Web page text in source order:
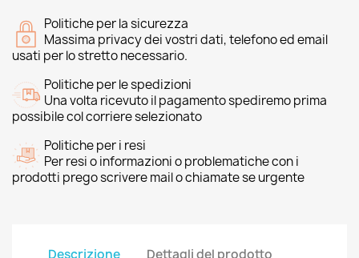
Politiche per la sicurezza
Massima privacy dei vostri dati, telefono ed email
usati per lo stretto necessario.
Politiche per le spedizioni
Una volta ricevuto il pagamento spediremo prima
possibile col corriere selezionato
Politiche per i resi
Per resi o informazioni o problematiche con i
prodotti prego scrivere mail o chiamate se urgente
Descrizione Dettagli del prodotto